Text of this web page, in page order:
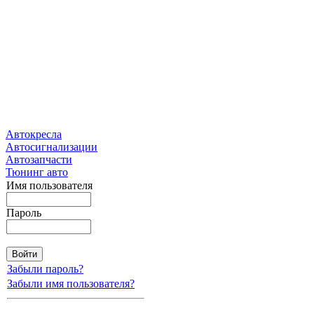
Автокресла
Автосигнализации
Автозапчасти
Тюнинг авто
Имя пользователя
Пароль
Забыли пароль?
Забыли имя пользователя?